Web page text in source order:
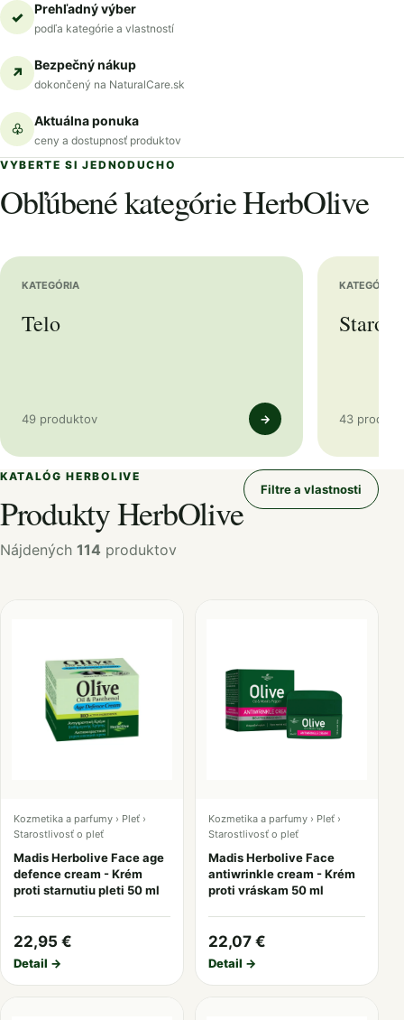
✓ Prehľadný výber
podľa kategórie a vlastností
↗ Bezpečný nákup
dokončený na NaturalCare.sk
♧ Aktuálna ponuka
ceny a dostupnosť produktov
VYBERTE SI JEDNODUCHO
Obľúbené kategórie HerbOlive
KATEGÓRIA
Telo
49 produktov →
KATEGÓRIA
43
KATALÓG HERBOLIVE
Produkty HerbOlive
Nájdených 114 produktov
Filtre a vlastnosti
Kozmetika a parfumy › Pleť ›
Starostlivosť o pleť
Madis Herbolive Face age
defence cream - Krém
proti starnutiu pleti 50 ml
22,95 €
Detail →
Kozmetika a parfumy › Pleť ›
Starostlivosť o pleť
Madis Herbolive Face
antiwrinkle cream - Krém
proti vráskam 50 ml
22,07 €
Detail →